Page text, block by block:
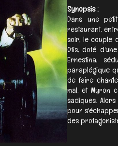
Synopsis :
Dans une
restaurant,
soir, le couple
Otis, doté
Ernestina,
paraplégique
de faire
mal, et Myron
sadiques.
pour
des